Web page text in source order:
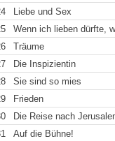
Liebe und Sex
Wenn ich lieben dürfte,
Träume
Die Inspizientin
Sie sind so mies
Frieden
Die Reise nach
Auf die Bühne!